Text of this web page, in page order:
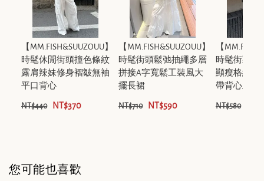
【MM.FISH&SUUZOUU】
時髦休閒街頭撞色條紋
露肩辣妹修身褶皺無袖
平口背心
NT$440 NT$370
【MM.FISH&SUUZOUU】
時髦街頭鬆弛抽繩多層
拼接A字寬鬆工裝風大
擺長裙
NT$710 NT$590
【
時髦街頭V
顯瘦格紋綁
帶背心上衣
NT$580
您可能也喜歡